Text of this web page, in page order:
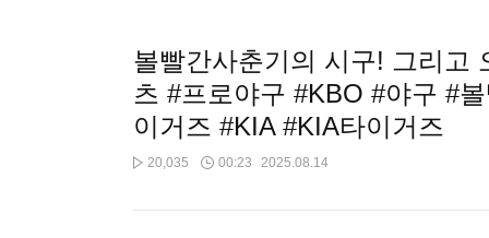
볼빨간사춘기의 시구! 그리
츠 #프로야구 #KBO #야구 #
이거즈 #KIA #KIA타이거즈
20,035 00:23 2025.08.14